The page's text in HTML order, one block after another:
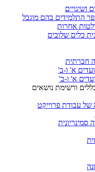
ושינויים
התלמידים בהם מוגבל
אחרות
כלים שלובים
חברתית
א' ו-ב'
א' ו-ב'
ורשימת נושאים
של עבודת פרוייקט
סמינריונית